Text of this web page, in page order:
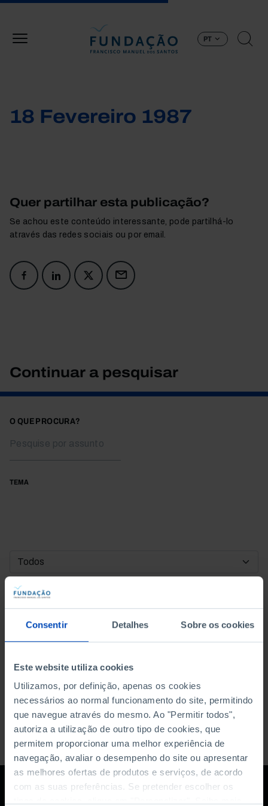
Consentir Detalhes Sobre os cookies
Este website utiliza cookies
Utilizamos, por definição, apenas os cookies
necessários ao normal funcionamento do site, permitindo
que navegue através do mesmo. Ao "Permitir todos",
autoriza a utilização de outro tipo de cookies, que
permitem proporcionar uma melhor experiência de
navegação, avaliar o desempenho do site ou apresentar
as melhores ofertas de produtos e serviços, de acordo
com as suas preferências. Se pretender escolher os
PT
18 Fevereiro 1987
Quer partilhar esta publicação?
Se achou este conteúdo interessante, pode partilhá-lo
através das redes sociais ou por email.
Continuar a pesquisar
O QUE PROCURA?
TEMA
DATA DE INÍCIO
DATA DE FIM